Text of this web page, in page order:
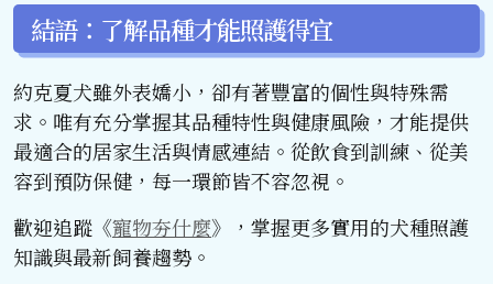
結語：了解品種才能照護得宜
約克夏犬雖外表嬌小，卻有著豐富的個性與特殊需
求。唯有充分掌握其品種特性與健康風險，才能提供
最適合的居家生活與情感連結。從飲食到訓練、從美
容到預防保健，每一環節皆不容忽視。
歡迎追蹤《寵物夯什麼》，掌握更多實用的犬種照護
知識與最新飼養趨勢。